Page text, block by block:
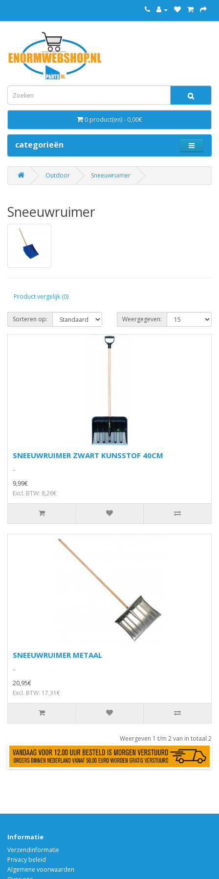
0 product(en) - 0,00€
categorieën
Outdoor Sneeuwruimer
Sneeuwruimer
Product vergelijk (0)
Sorteren op: Weergegeven:
SNEEUWRUIMER ZWART KUNSSTOF 40CM
..
9,99€
Excl. BTW: 8,26€
SNEEUWRUIMER METAAL
..
20,95€
Excl. BTW: 17,31€
Weergeven 1 t/m 2 van in totaal 2
Informatie
Verzendinformatie
Privacy beleid
Algemene voorwaarden